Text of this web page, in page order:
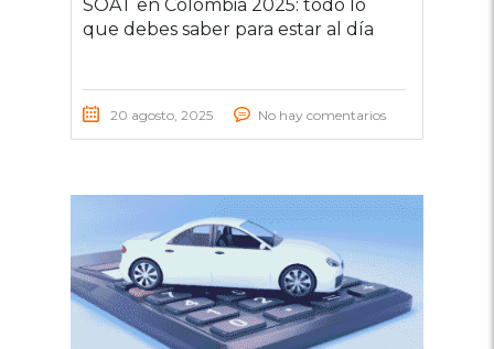
SOAT en Colombia 2025: todo lo
que debes saber para estar al día
20 agosto, 2025 No hay comentarios